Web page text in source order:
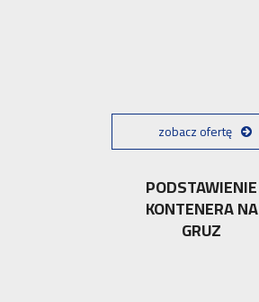
zobacz ofertę
PODSTAWIENIE
KONTENERA NA
GRUZ